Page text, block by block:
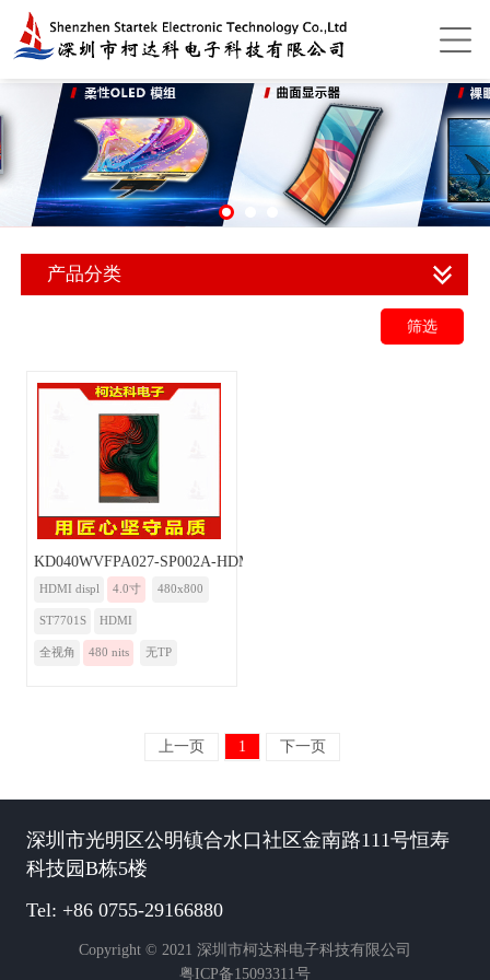
产品分类
筛选
KD040WVFPA027-SP002A-HDMI
HDMI displ 4.0寸 480x800
ST7701S HDMI
全视角 480 nits 无TP
上一页 1 下一页
深圳市光明区公明镇合水口社区金南路111号恒寿
科技园B栋5楼
Tel: +86 0755-29166880
Copyright © 2021 深圳市柯达科电子科技有限公司
粤ICP备15093311号